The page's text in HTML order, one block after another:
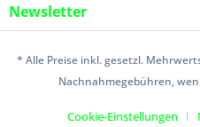
Newsletter
* Alle Preise inkl. gesetzl.
Nachnahmegebühren,
Cookie-Einstellungen